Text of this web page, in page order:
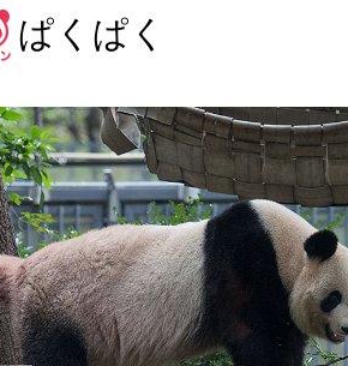
ぱくぱく